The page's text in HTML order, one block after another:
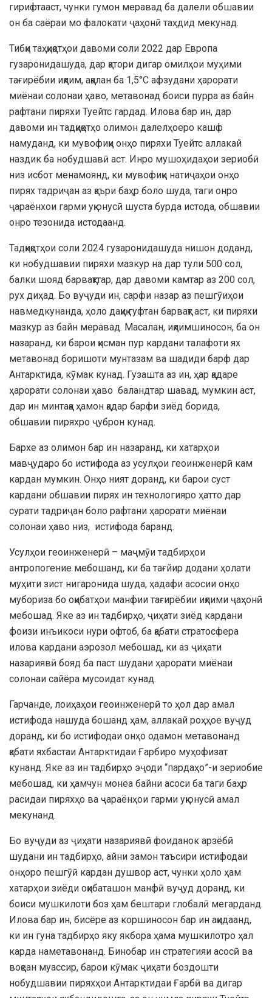
гирифтааст, чунки гумон меравад ба далели обшавии
он ба саёраи мо фалокати ҷаҳонӣ таҳдид мекунад.
Тибқи таҳқиқотҳои давоми соли 2022 дар Европа
гузаронидашуда, дар қатори дигар омилҳои муҳими
тағирёбии иқлим, аққалан ба 1,5°C афзудани ҳарорати
миёнаи солонаи ҳаво, метавонад боиси пурра аз байн
рафтани пиряхи Туейтс гардад. Илова бар ин, дар
давоми ин тадқиқотҳо олимон далелҳоеро кашф
намуданд, ки мувофиқи онҳо пиряхи Туейтс аллакай
наздик ба нобудшавӣ аст. Инро мушоҳидаҳои зериобӣ
низ исбот менамоянд, ки мувофиқи натиҷаҳои онҳо
пирях тадриҷан аз қаъри баҳр боло шуда, таги онро
ҷараёнхои гарми уқюнусӣ шуста бурда истода, обшавии
онро тезонида истодаанд.
Тадқиқотҳои соли 2024 гузаронидашуда нишон доданд,
ки нобудшавии пиряхи мазкур на дар тули 500 сол,
балки шояд барвақттар, дар давоми камтар аз 200 сол,
рух диҳад. Бо вуҷуди ин, сарфи назар аз пешгӯиҳои
навмедкунанда, ҳоло дақиқ гуфтан барвақт аст, ки пиряхи
мазкур аз байн меравад. Масалан, иқлимшиносон, ба он
назаранд, ки барои қисман пур кардани талафоти ях
метавонад боришоти мунтазам ва шадиди барф дар
Антарктида, кӯмак кунад. Гузашта аз ин, ҳар қадаре
ҳарорати солонаи ҳаво баландтар шавад, мумкин аст,
дар ин минтақа ҳамон қадар барфи зиёд борида,
обшавии пиряхро ҷуброн кунад.
Бархе аз олимон бар ин назаранд, ки хатарҳои
мавҷударо бо истифода аз усулҳои геоинженерӣ кам
кардан мумкин. Онҳо ният доранд, ки барои суст
кардани обшавии пирях ин технологияро ҳатто дар
сурати тадриҷан боло рафтани ҳарорати миёнаи
солонаи ҳаво низ, истифода баранд.
Усулҳои геоинженерӣ – маҷмӯи тадбирҳои
антропогение мебошанд, ки ба тағйир додани ҳолати
муҳити зист нигаронида шуда, ҳадафи асосии онҳо
мубориза бо оқибатҳои манфии тағирёбии иқлими ҷаҳонӣ
мебошад. Яке аз ин тадбирҳо, ҷиҳати зиёд кардани
фоизи инъикоси нури офтоб, ба қабати стратосфера
илова кардани аэрозол мебошад, ки аз ҷиҳати
назариявӣ бояд ба паст шудани ҳарорати миёнаи
солонаи сайёра мусоидат кунад.
Гарчанде, лоиҳаҳои геоинженерӣ то ҳол дар амал
истифода нашуда бошанд ҳам, аллакай роҳҳое вуҷуд
доранд, ки бо истифодаи онҳо одамон метавонанд
қабати яхбастаи Антарктидаи Ғарбиро муҳофизат
кунанд. Яке аз ин тадбирҳо эҷоди “пардаҳо”-и зериобие
мебошад, ки ҳамчун монеа байни асоси ба таги баҳр
расидаи пиряхҳо ва ҷараёнҳои гарми уқюнусӣ амал
мекунанд.
Бо вуҷуди аз ҷиҳати назариявӣ фоиданок арзёбӣ
шудани ин тадбирҳо, айни замон таъсири истифодаи
онҳоро пешгӯӣ кардан душвор аст, чунки ҳоло ҳам
хатарҳои зиёди оқибаташон манфӣ вуҷуд доранд, ки
боиси мушкилоти боз ҳам бештари глобалӣ мегарданд.
Илова бар ин, бисёре аз коршиносон бар ин ақидаанд,
ки ин гуна тадбирҳо яку якбора ҳама мушкилотро ҳал
карда наметавонанд. Бинобар ин стратегияи асосӣ ва
воқеан муассир, барои кӯмак ҷиҳати боздошти
нобудшавии пиряхҳои Антарктидаи Ғарбӣ ва дигар